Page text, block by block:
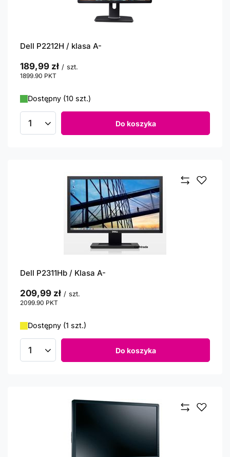
Dell P2212H / klasa A-
189,99 zł / szt.
1899.90 PKT
Dostępny (10 szt.)
Ilość produktów Do koszyka
Dell P2311Hb / Klasa A-
209,99 zł / szt.
2099.90 PKT
Dostępny (1 szt.)
Ilość produktów Do koszyka